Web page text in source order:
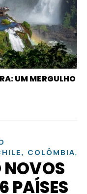
UM MERGULHO
, COLÔMBIA,
NOVOS
PAÍSES